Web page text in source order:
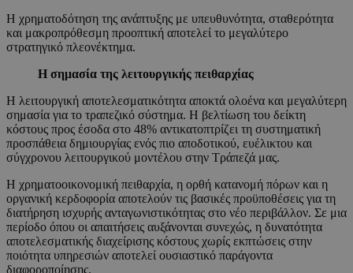
Η χρηματοδότηση της ανάπτυξης με υπευθυνότητα, σταθερότητα
και μακροπρόθεσμη προοπτική αποτελεί το μεγαλύτερο
στρατηγικό πλεονέκτημα.
Η σημασία της λειτουργικής πειθαρχίας
Η λειτουργική αποτελεσματικότητα αποκτά ολοένα και μεγαλύτερη
σημασία για το τραπεζικό σύστημα. Η βελτίωση του δείκτη
κόστους προς έσοδα στο 48% αντικατοπτρίζει τη συστηματική
προσπάθεια δημιουργίας ενός πιο αποδοτικού, ευέλικτου και
σύγχρονου λειτουργικού μοντέλου στην Τράπεζά μας.
Η χρηματοοικονομική πειθαρχία, η ορθή κατανομή πόρων και η
οργανική κερδοφορία αποτελούν τις βασικές προϋποθέσεις για τη
διατήρηση ισχυρής ανταγωνιστικότητας στο νέο περιβάλλον. Σε μια
περίοδο όπου οι απαιτήσεις αυξάνονται συνεχώς, η δυνατότητα
αποτελεσματικής διαχείρισης κόστους χωρίς εκπτώσεις στην
ποιότητα υπηρεσιών αποτελεί ουσιαστικό παράγοντα
διαφοροποίησης.